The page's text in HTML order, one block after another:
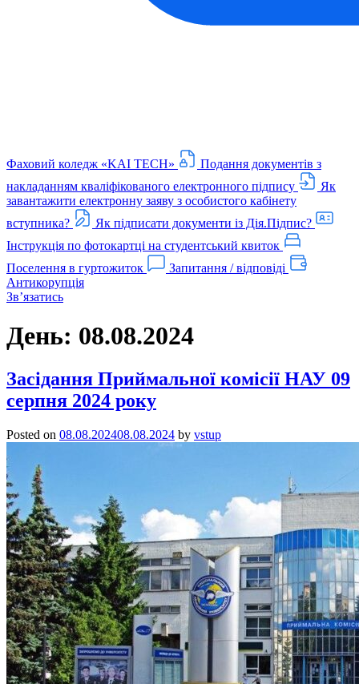
Фаховий коледж «KAI TECH»
Подання документів з
накладанням кваліфікованого електронного підпису
Як
завантажити електронну заяву з особистого кабінету
вступника?
Як підписати документи із Дія.Підпис?
Інструкція по фотокартці на студентський квиток
Поселення в гуртожиток
Запитання / відповіді
Антикорупція
Звʼязатись
День: 08.08.2024
Засідання Приймальної комісії НАУ 09
серпня 2024 року
Posted on 08.08.202408.08.2024 by vstup